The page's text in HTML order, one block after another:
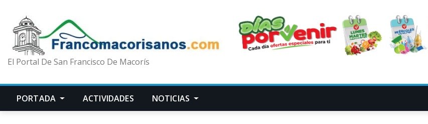
El Portal De San Francisco De Macorís
PORTADA ACTIVIDADES NOTICIAS